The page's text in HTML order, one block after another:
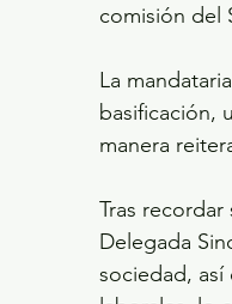
comisión del
La
basificación,
manera
Tras
Delegada
sociedad, así